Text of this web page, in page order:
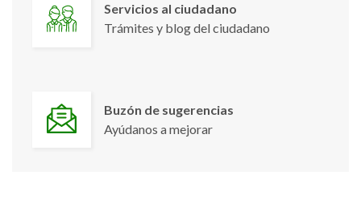
Servicios al ciudadano
Trámites y blog del ciudadano
Buzón de sugerencias
Ayúdanos a mejorar